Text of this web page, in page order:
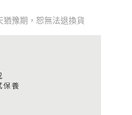
猶豫期，恕無法退換貨